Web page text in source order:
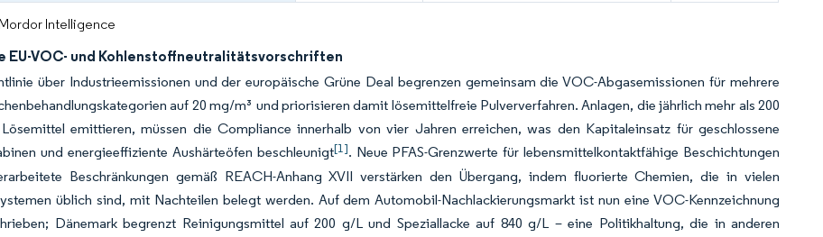
Intelligence
EU-VOC- und Kohlenstoffneutralitätsvorschriften
über Industrieemissionen und der europäische Grüne Deal begrenzen gemeinsam die VOC-Abgasemissionen für mehrere
auf 20 mg/m³ und priorisieren damit lösemittelfreie Pulververfahren. Anlagen, die jährlich mehr als 200
Lösemittel emittieren, müssen die Compliance innerhalb von vier Jahren erreichen, was den Kapitaleinsatz für geschlossene
und energieeffiziente Aushärteöfen beschleunigt[1]. Neue PFAS-Grenzwerte für lebensmittelkontaktfähige Beschichtungen
Beschränkungen gemäß REACH-Anhang XVII verstärken den Übergang, indem fluorierte Chemien, die in vielen
üblich sind, mit Nachteilen belegt werden. Auf dem Automobil-Nachlackierungsmarkt ist nun eine VOC-Kennzeichnung
Dänemark begrenzt Reinigungsmittel auf 200 g/L und Speziallacke auf 840 g/L – eine Politikhaltung, die in anderen